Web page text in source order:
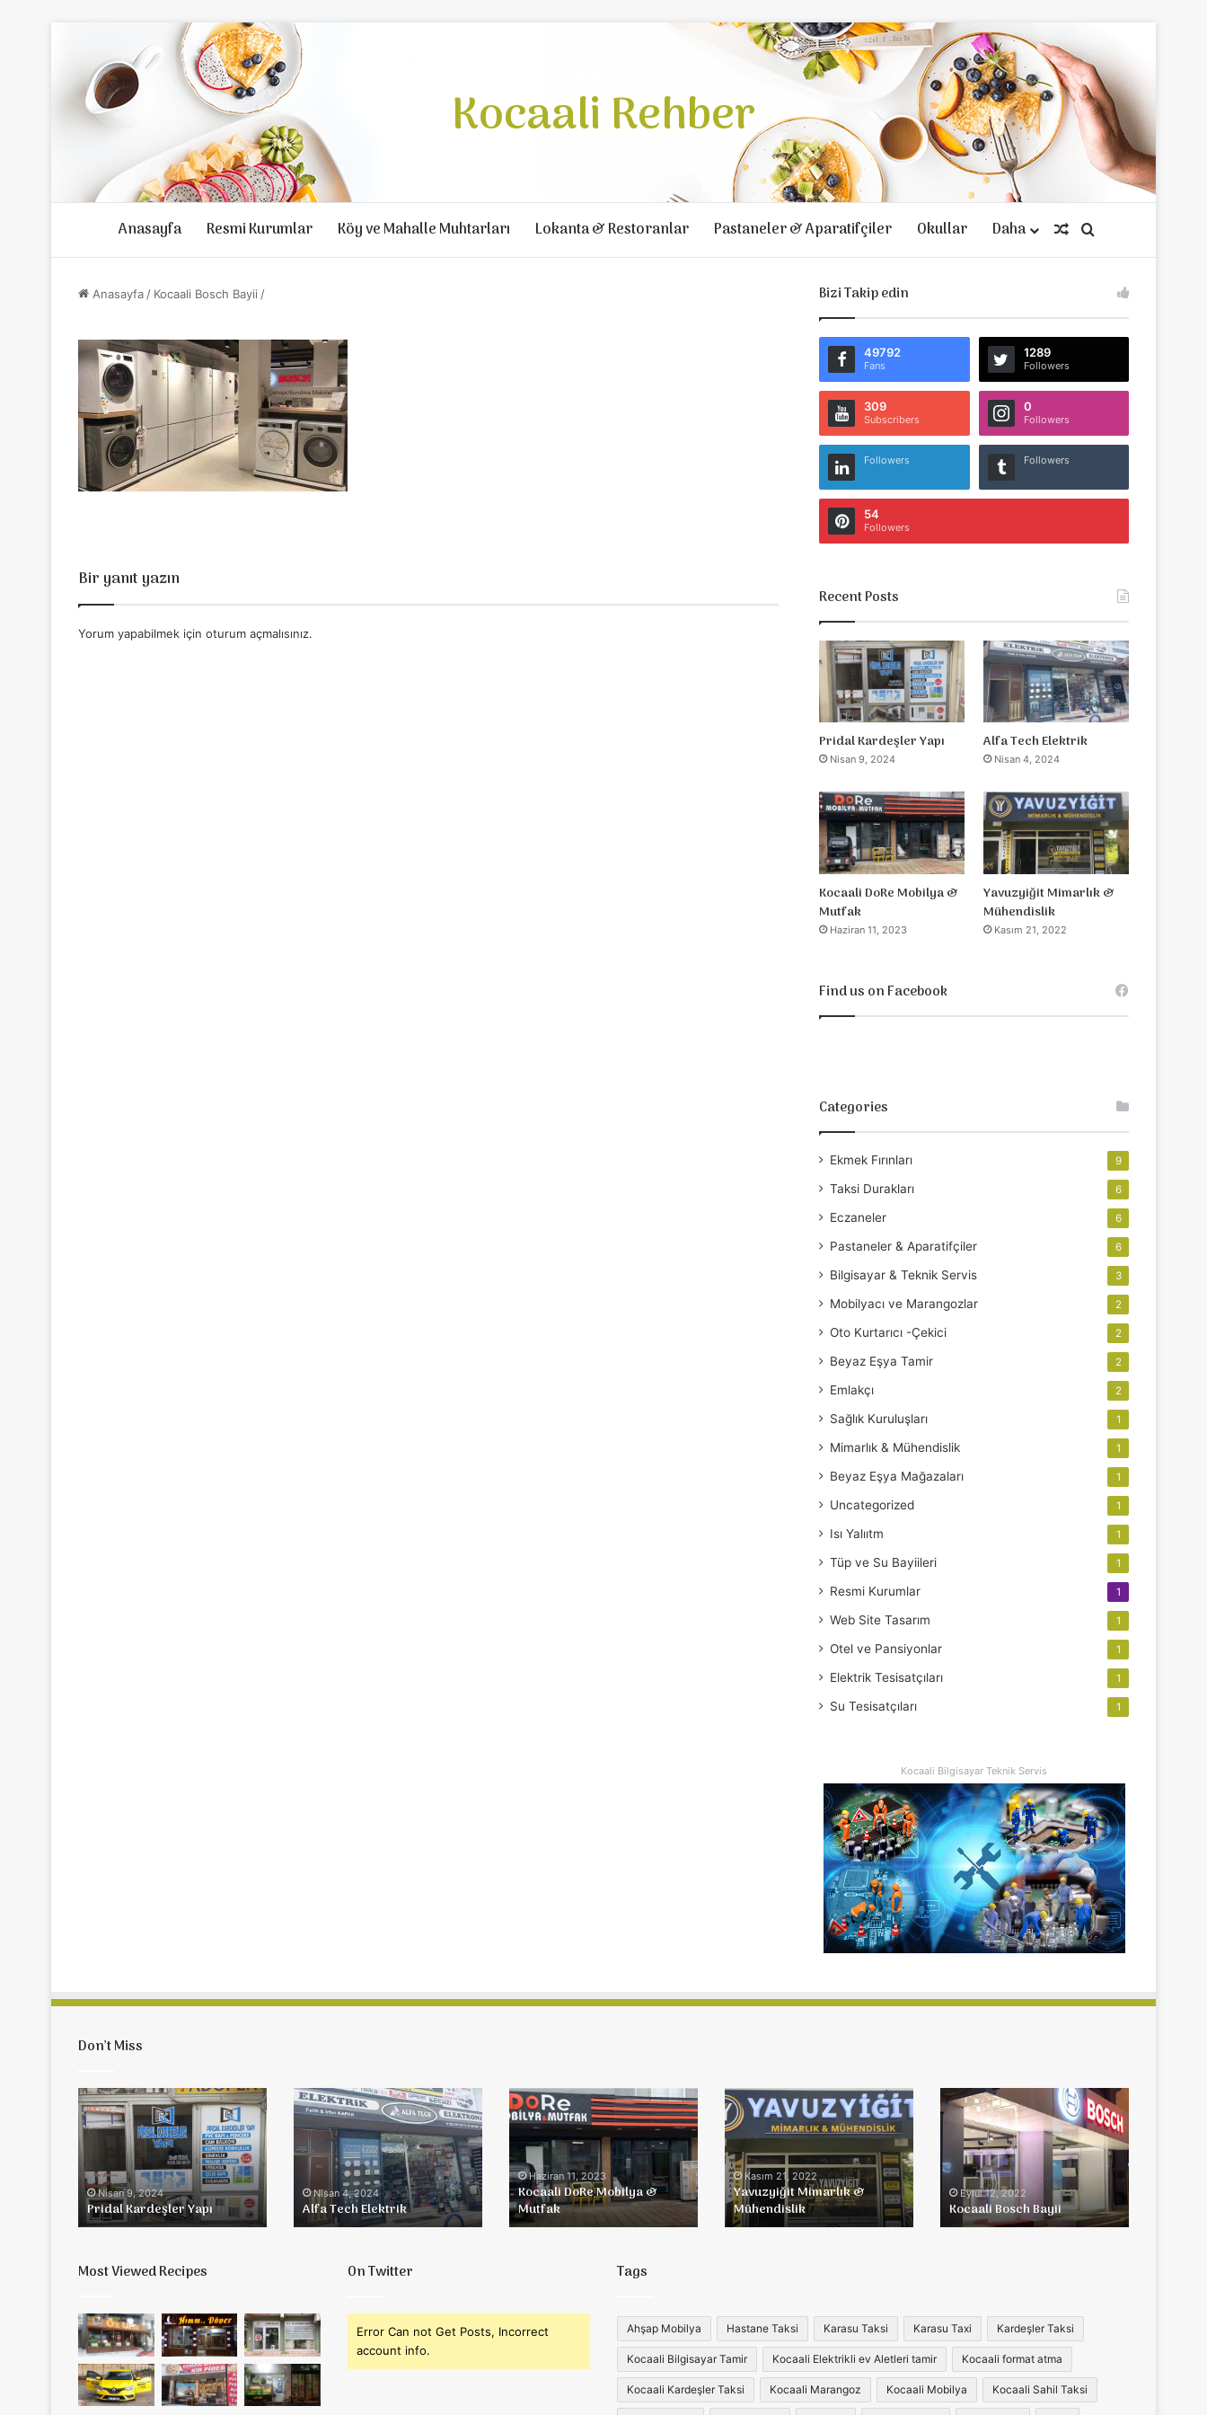
Kocaali Rehber
Anasayfa Resmi Kurumlar Köy ve Mahalle Muhtarları Lokanta & Restoranlar Pastaneler & Aparatifçiler Okullar Daha Rastgele Makale
Anasayfa / Kocaali Bosch Bayii /
Bir yanıt yazın
Yorum yapabilmek için oturum açmalısınız.
Bizi Takip edin
49792
Fans
1289
Followers
309
Subscribers
0
Followers
Followers Followers
54
Followers
Recent Posts
Pridal Kardeşler Yapı
Nisan 9, 2024
Alfa Tech Elektrik
Nisan 4, 2024
Kocaali DoRe Mobilya &
Mutfak
Haziran 11, 2023
Yavuzyiğit Mimarlık &
Mühendislik
Kasım 21, 2022
Find us on Facebook
Categories
Ekmek Fırınları 9
Taksi Durakları 6
Eczaneler 6
Pastaneler & Aparatifçiler 6
Bilgisayar & Teknik Servis 3
Mobilyacı ve Marangozlar 2
Oto Kurtarıcı -Çekici 2
Beyaz Eşya Tamir 2
Emlakçı 2
Sağlık Kuruluşları 1
Mimarlık & Mühendislik 1
Beyaz Eşya Mağazaları 1
Uncategorized 1
Isı Yalııtm 1
Tüp ve Su Bayiileri 1
Resmi Kurumlar 1
Web Site Tasarım 1
Otel ve Pansiyonlar 1
Elektrik Tesisatçıları 1
Su Tesisatçıları 1
Kocaali Bilgisayar Teknik Servis
Don’t Miss
Pridal
Kardeşler
Nisan 9, 2024
Pridal Kardeşler Yapı
Alfa
Tech
Elektrik
Nisan 4, 2024
Alfa Tech Elektrik
Kocaali
DoRe
MutfakHaziran 11, 2023
Kocaali DoRe Mobilya &
Mutfak
Yavuzyiğit
Mimarlık
&
Mühendislik
Kasım 21, 2022
Yavuzyiğit Mimarlık &
Mühendislik
Kocaali
Bosch
Eylül 12, 2022
Kocaali Bosch Bayii
Most Viewed Recipes On Twitter
Error Can not Get Posts, Incorrect
account info.
Tags
Ahşap Mobilya Hastane Taksi Karasu Taksi Karasu Taxi Kardeşler Taksi
Kocaali Bilgisayar Tamir Kocaali Elektrikli ev Aletleri tamir Kocaali format atma
Kocaali Kardeşler Taksi Kocaali Marangoz Kocaali Mobilya Kocaali Sahil Taksi